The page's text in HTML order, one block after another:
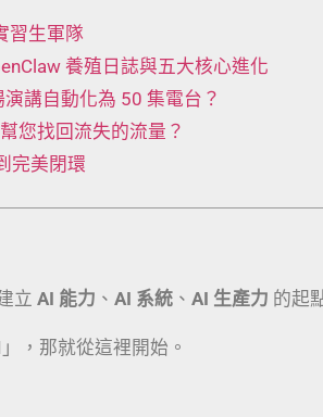
習生軍隊
養殖日誌與五大核心進化
講自動化為 50 集電台？
您找回流失的流量？
完美閉環
立 AI 能力 、 AI 系統 、 AI 生產力 的起
，那就從這裡開始。